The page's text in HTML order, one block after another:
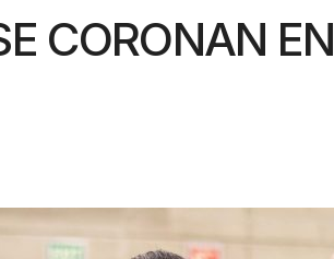
CORONAN EN